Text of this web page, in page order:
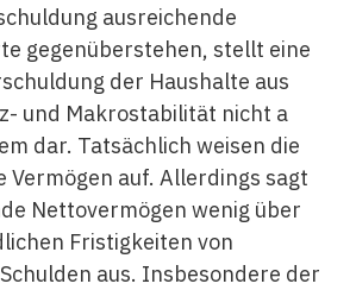
ausreichende
gegenüberstehen, stellt eine
der Haushalte aus
und Makrostabilität nicht a
dar. Tatsächlich weisen die
Vermögen auf. Allerdings sagt
Nettovermögen wenig über
Fristigkeiten von
aus. Insbesondere der